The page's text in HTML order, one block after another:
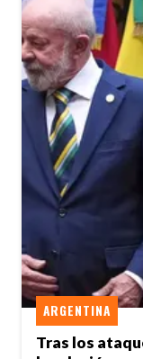
Tras los
ARGENTINA